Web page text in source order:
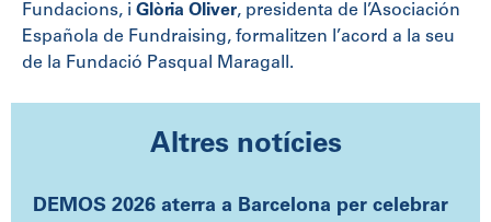
Fundacions, i Glòria Oliver, presidenta de l’Asociación
Española de Fundraising, formalitzen l’acord a la seu
de la Fundació Pasqual Maragall.
Altres notícies
DEMOS 2026 aterra a Barcelona per celebrar